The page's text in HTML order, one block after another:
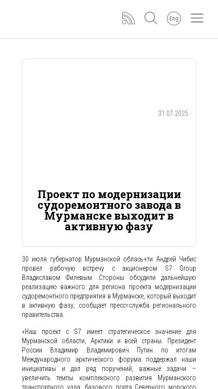
Eng
31.07.2025
Проект по модернизации
судоремонтного завода в
Мурманске выходит в
активную фазу
30 июля губернатор Мурманской облась+ти Андрей Чибис
провел рабочую встречу с акционером S7 Group
Владиславом Филевым. Стороны обсудили дальнейшую
реализацию важного для региона проекта модернизации
судоремонтного предприятия в Мурманске, который выходит
в активную фазу, сообщает пресс=служба регионального
правительства.
«Наш проект с S7 имеет стратегическое значение для
Мурманской области, Арктики и всей страны. Президент
России Владимир Владимирович Путин по итогам
Международного арктического форума поддержал наши
инициативы и дал ряд поручений, важные задачи –
увеличить темпы комплексного развития Мурманского
транспортного узла: базового порта Северного морского